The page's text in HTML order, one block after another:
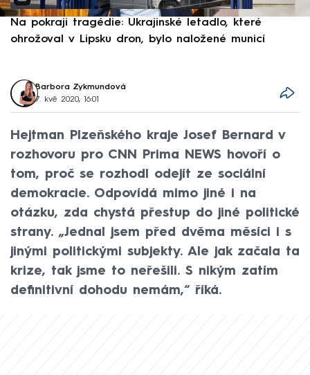
Na pokraji tragédie: Ukrajinské letadlo, které
ohrožoval v Lipsku dron, bylo naložené municí
Barbora Zykmundová
7. kvě 2020, 16:01
Hejtman Plzeňského kraje Josef Bernard v
rozhovoru pro CNN Prima NEWS hovoří o
tom, proč se rozhodl odejít ze sociální
demokracie. Odpovídá mimo jiné i na
otázku, zda chystá přestup do jiné politické
strany. „Jednal jsem před dvěma měsíci i s
jinými politickými subjekty. Ale jak začala ta
krize, tak jsme to neřešili. S nikým zatím
definitivní dohodu nemám,“ říká.